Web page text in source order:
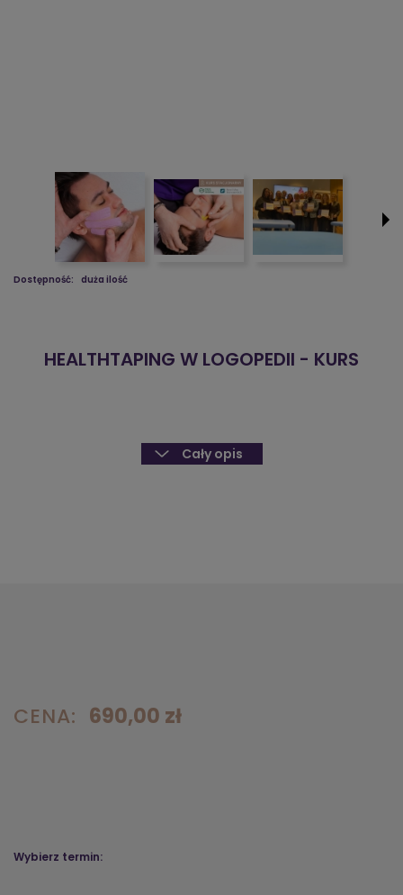
Dostępność: duża ilość
HEALTHTAPING W LOGOPEDII - KURS
Cały opis
CENA: 690,00 zł
Wybierz termin: